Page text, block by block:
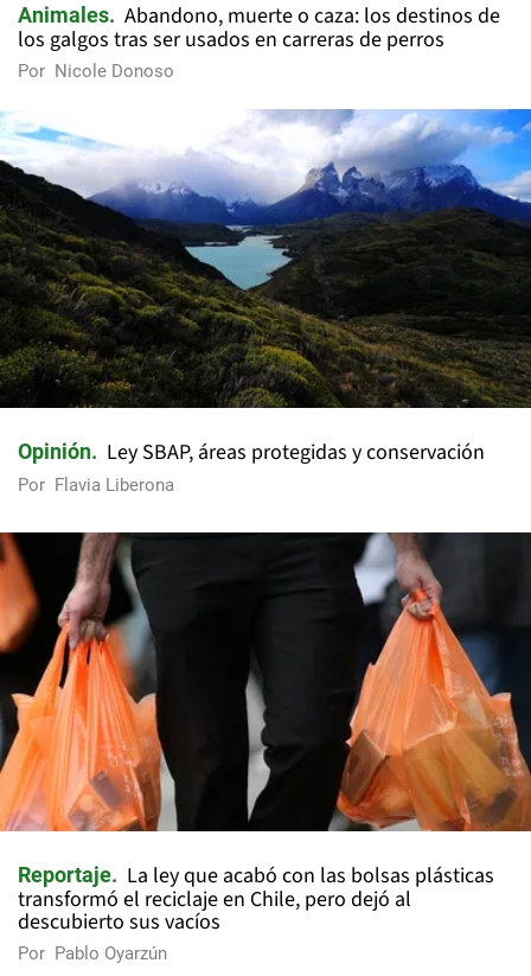
Animales
Abandono, muerte o caza: los destinos de
los galgos tras ser usados en carreras de perros
Por Nicole Donoso
Opinión Ley SBAP, áreas protegidas y conservación
Por Flavia Liberona
Reportaje
La ley que acabó con las bolsas plásticas
transformó el reciclaje en Chile, pero dejó al
descubierto sus vacíos
Por Pablo Oyarzún